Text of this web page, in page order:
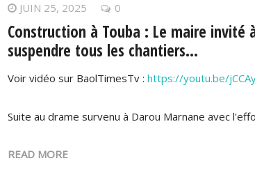
JUIN 25, 2025 0
Construction à Touba : Le maire
suspendre tous les chantiers...
Voir vidéo sur BaolTimesTv : https://youtu.be/
Suite au drame survenu à Darou Marnane avec
READ MORE